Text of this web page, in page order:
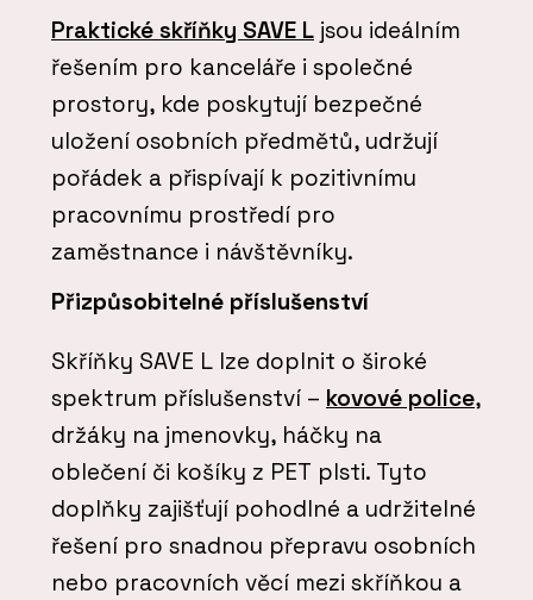
Praktické skříňky SAVE L jsou ideálním
řešením pro kanceláře i společné
prostory, kde poskytují bezpečné
uložení osobních předmětů, udržují
pořádek a přispívají k pozitivnímu
pracovnímu prostředí pro
zaměstnance i návštěvníky.
Přizpůsobitelné příslušenství
Skříňky SAVE L lze doplnit o široké
spektrum příslušenství – kovové police,
držáky na jmenovky, háčky na
oblečení či košíky z PET plsti. Tyto
doplňky zajišťují pohodlné a udržitelné
řešení pro snadnou přepravu osobních
nebo pracovních věcí mezi skříňkou a